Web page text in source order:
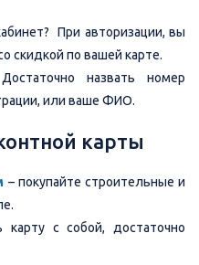
При авторизации, вы
скидкой по вашей карте.
назвать номер
или ваше ФИО.
карты
– покупайте строительные и
с собой, достаточно